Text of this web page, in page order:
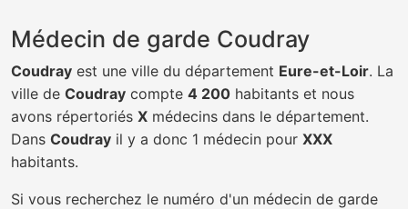
Médecin de garde Coudray
Coudray est une ville du département Eure-et-Loir. La
ville de Coudray compte 4 200 habitants et nous
avons répertoriés X médecins dans le département.
Dans Coudray il y a donc 1 médecin pour XXX
habitants.
Si vous recherchez le numéro d'un médecin de garde